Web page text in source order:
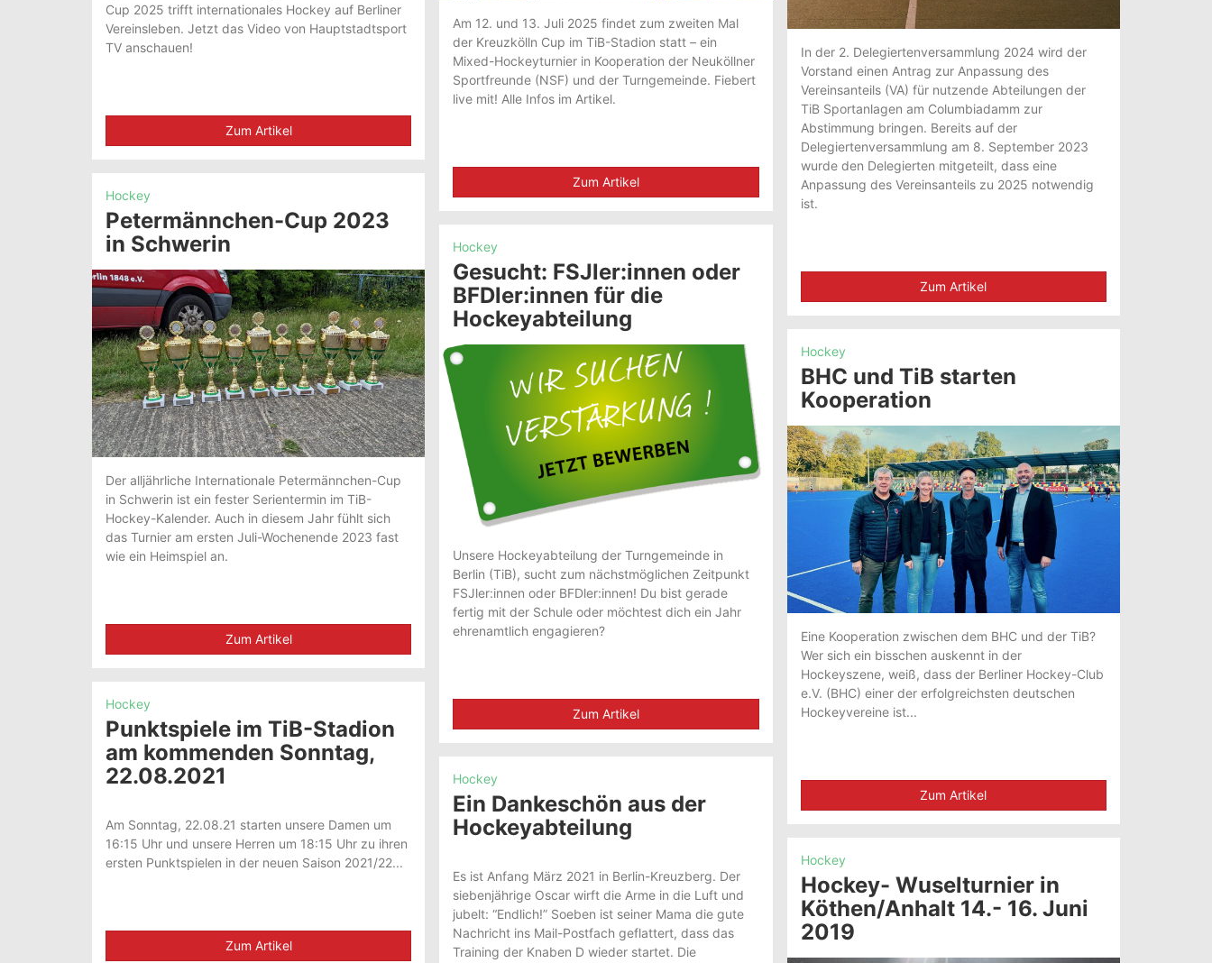
Cup 2025 trifft internationales Hockey auf Berliner
Vereinsleben. Jetzt das Video von Hauptstadtsport
TV anschauen!
Zum Artikel
Am 12. und 13. Juli 2025 findet zum zweiten Mal
der Kreuzkölln Cup im TiB-Stadion statt – ein
Mixed-Hockeyturnier in Kooperation der Neuköllner
Sportfreunde (NSF) und der Turngemeinde. Fiebert
live mit! Alle Infos im Artikel.
Zum Artikel
In der 2. Delegiertenversammlung 2024 wird der
Vorstand einen Antrag zur Anpassung des
Vereinsanteils (VA) für nutzende Abteilungen der
TiB Sportanlagen am Columbiadamm zur
Abstimmung bringen. Bereits auf der
Delegiertenversammlung am 8. September 2023
wurde den Delegierten mitgeteilt, dass eine
Anpassung des Vereinsanteils zu 2025 notwendig
ist.
Zum Artikel
Hockey
Petermännchen-Cup 2023
in Schwerin
Der alljährliche Internationale Petermännchen-Cup
in Schwerin ist ein fester Serientermin im TiB-
Hockey-Kalender. Auch in diesem Jahr fühlt sich
das Turnier am ersten Juli-Wochenende 2023 fast
wie ein Heimspiel an.
Zum Artikel
Hockey
Gesucht: FSJler:innen oder
BFDler:innen für die
Hockeyabteilung
Unsere Hockeyabteilung der Turngemeinde in
Berlin (TiB), sucht zum nächstmöglichen Zeitpunkt
FSJler:innen oder BFDler:innen! Du bist gerade
fertig mit der Schule oder möchtest dich ein Jahr
ehrenamtlich engagieren?
Zum Artikel
Hockey
BHC und TiB starten
Kooperation
Eine Kooperation zwischen dem BHC und der TiB?
Wer sich ein bisschen auskennt in der
Hockeyszene, weiß, dass der Berliner Hockey-Club
e.V. (BHC) einer der erfolgreichsten deutschen
Hockeyvereine ist...
Zum Artikel
Hockey
Punktspiele im TiB-Stadion
am kommenden Sonntag,
22.08.2021
Am Sonntag, 22.08.21 starten unsere Damen um
16:15 Uhr und unsere Herren um 18:15 Uhr zu ihren
ersten Punktspielen in der neuen Saison 2021/22...
Zum Artikel
Hockey
Ein Dankeschön aus der
Hockeyabteilung
Es ist Anfang März 2021 in Berlin-Kreuzberg. Der
siebenjährige Oscar wirft die Arme in die Luft und
jubelt: “Endlich!” Soeben ist seiner Mama die gute
Nachricht ins Mail-Postfach geflattert, dass das
Training der Knaben D wieder startet. Die
Hockey
Hockey- Wuselturnier in
Köthen/Anhalt 14.- 16. Juni
2019